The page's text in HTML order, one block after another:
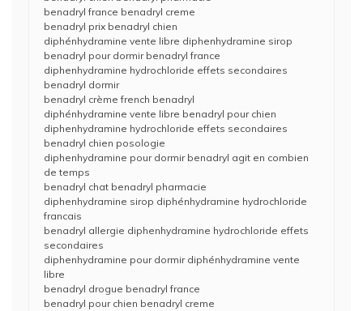
benadryl france benadryl creme
benadryl prix benadryl chien
diphénhydramine vente libre diphenhydramine sirop
benadryl pour dormir benadryl france
diphenhydramine hydrochloride effets secondaires
benadryl dormir
benadryl crème french benadryl
diphénhydramine vente libre benadryl pour chien
diphenhydramine hydrochloride effets secondaires
benadryl chien posologie
diphenhydramine pour dormir benadryl agit en combien
de temps
benadryl chat benadryl pharmacie
diphenhydramine sirop diphénhydramine hydrochloride
francais
benadryl allergie diphenhydramine hydrochloride effets
secondaires
diphenhydramine pour dormir diphénhydramine vente
libre
benadryl drogue benadryl france
benadryl pour chien benadryl creme